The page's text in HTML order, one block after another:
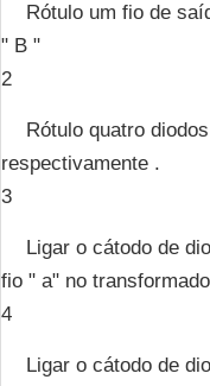
Rótulo um fio de
" B "
2
Rótulo quatro
respectivamente .
3
Ligar o cátodo de
fio " a" no
4
Ligar o cátodo de